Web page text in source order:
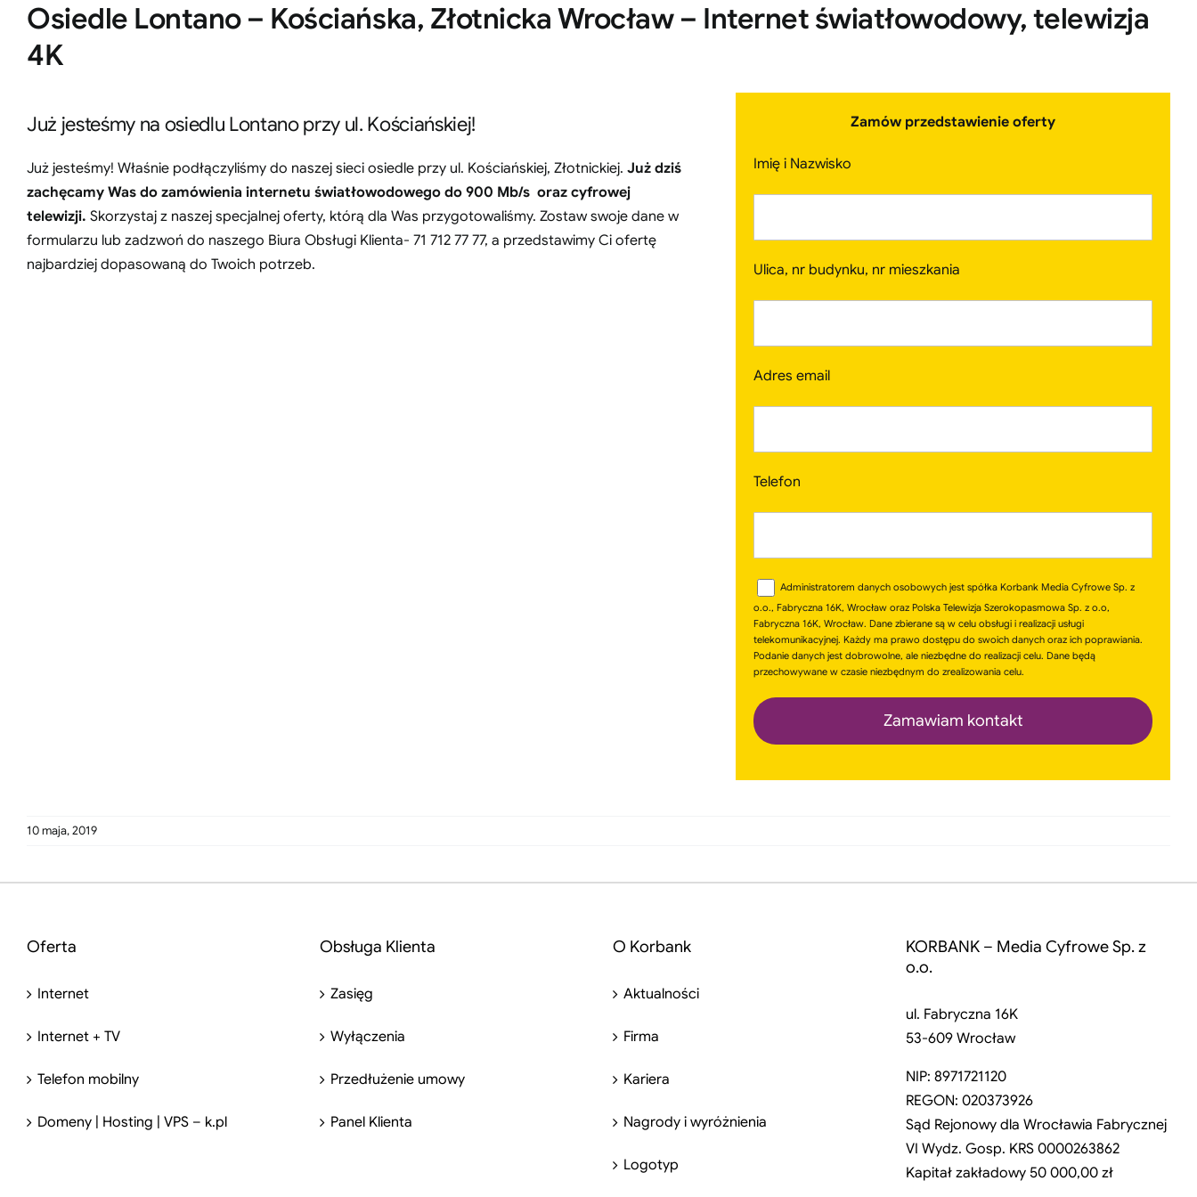
Osiedle Lontano – Kościańska, Złotnicka Wrocław – Internet światłowodowy, telewizja
4K
Już jesteśmy na osiedlu Lontano przy ul. Kościańskiej!
Już jesteśmy! Właśnie podłączyliśmy do naszej sieci osiedle przy ul. Kościańskiej, Złotnickiej. Już dziś
zachęcamy Was do zamówienia internetu światłowodowego do 900 Mb/s oraz cyfrowej
telewizji. Skorzystaj z naszej specjalnej oferty, którą dla Was przygotowaliśmy. Zostaw swoje dane w
formularzu lub zadzwoń do naszego Biura Obsługi Klienta- 71 712 77 77, a przedstawimy Ci ofertę
najbardziej dopasowaną do Twoich potrzeb.
Zamów przedstawienie oferty
Imię i Nazwisko
Ulica, nr budynku, nr mieszkania
Adres email
Telefon
Administratorem danych osobowych jest spółka Korbank Media Cyfrowe Sp. z
o.o., Fabryczna 16K, Wrocław oraz Polska Telewizja Szerokopasmowa Sp. z o.o,
Fabryczna 16K, Wrocław. Dane zbierane są w celu obsługi i realizacji usługi
telekomunikacyjnej. Każdy ma prawo dostępu do swoich danych oraz ich poprawiania.
Podanie danych jest dobrowolne, ale niezbędne do realizacji celu. Dane będą
przechowywane w czasie niezbędnym do zrealizowania celu.
10 maja, 2019
Oferta
Internet
Internet + TV
Telefon mobilny
Domeny | Hosting | VPS – k.pl
Obsługa Klienta
Zasięg
Wyłączenia
Przedłużenie umowy
Panel Klienta
O Korbank
Aktualności
Firma
Kariera
Nagrody i wyróżnienia
Logotyp
KORBANK – Media Cyfrowe Sp. z
o.o.
ul. Fabryczna 16K
53-609 Wrocław
NIP: 8971721120
REGON: 020373926
Sąd Rejonowy dla Wrocławia Fabrycznej
VI Wydz. Gosp. KRS 0000263862
Kapitał zakładowy 50 000,00 zł